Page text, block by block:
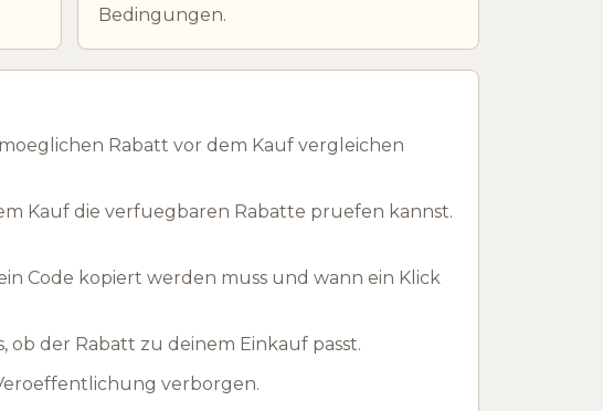
Bedingungen.
Rabatt vor dem Kauf vergleichen
Kauf die verfuegbaren Rabatte pruefen kannst.
Code kopiert werden muss und wann ein Klick
ob der Rabatt zu deinem Einkauf passt.
verborgen.